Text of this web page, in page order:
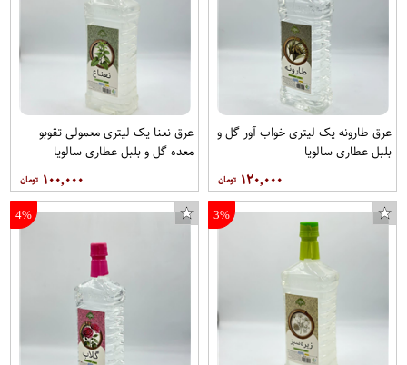
عرق طارونه یک لیتری خواب آور گل و
بلبل عطاری سالویا
۱۲۰,۰۰۰
عرق نعنا یک لیتری معمولی تقوبو
معده گل و بلبل عطاری سالویا
۱۰۰,۰۰۰
3%
4%